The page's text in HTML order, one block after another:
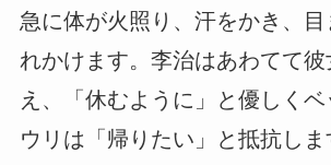
急に体が火照り、汗をかき、目
れかけます。李治はあわてて
え、「休むように」と優しく
ウリは「帰りたい」と抵抗し